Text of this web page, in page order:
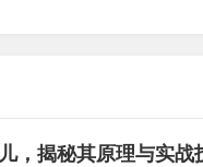
、GitLab
，揭秘其原理与实战